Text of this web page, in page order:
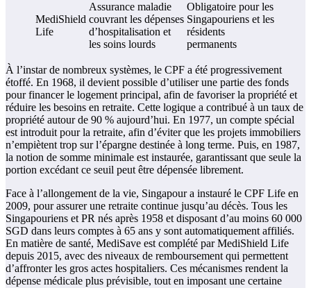
MediShield
Life
Assurance maladie
couvrant les dépenses
d’hospitalisation et
les soins lourds
Obligatoire pour les
Singapouriens et les
résidents
permanents
À l’instar de nombreux systèmes, le CPF a été progressivement
étoffé. En 1968, il devient possible d’utiliser une partie des fonds
pour financer le logement principal, afin de favoriser la propriété et
réduire les besoins en retraite. Cette logique a contribué à un taux de
propriété autour de 90 % aujourd’hui. En 1977, un compte spécial
est introduit pour la retraite, afin d’éviter que les projets immobiliers
n’empiètent trop sur l’épargne destinée à long terme. Puis, en 1987,
la notion de somme minimale est instaurée, garantissant que seule la
portion excédant ce seuil peut être dépensée librement.
Face à l’allongement de la vie, Singapour a instauré le CPF Life en
2009, pour assurer une retraite continue jusqu’au décès. Tous les
Singapouriens et PR nés après 1958 et disposant d’au moins 60 000
SGD dans leurs comptes à 65 ans y sont automatiquement affiliés.
En matière de santé, MediSave est complété par MediShield Life
depuis 2015, avec des niveaux de remboursement qui permettent
d’affronter les gros actes hospitaliers. Ces mécanismes rendent la
dépense médicale plus prévisible, tout en imposant une certaine